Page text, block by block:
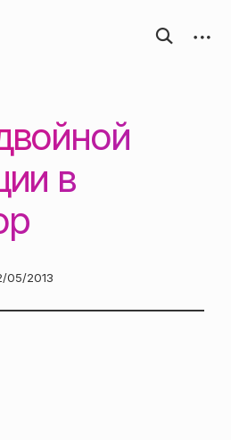
дизайн, вдохновение —
открыть
форму
в
05/2013